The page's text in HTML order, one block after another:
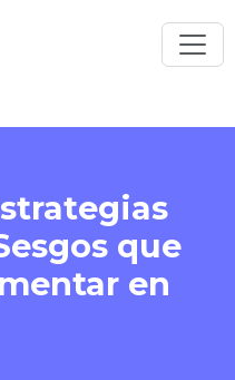
que
en